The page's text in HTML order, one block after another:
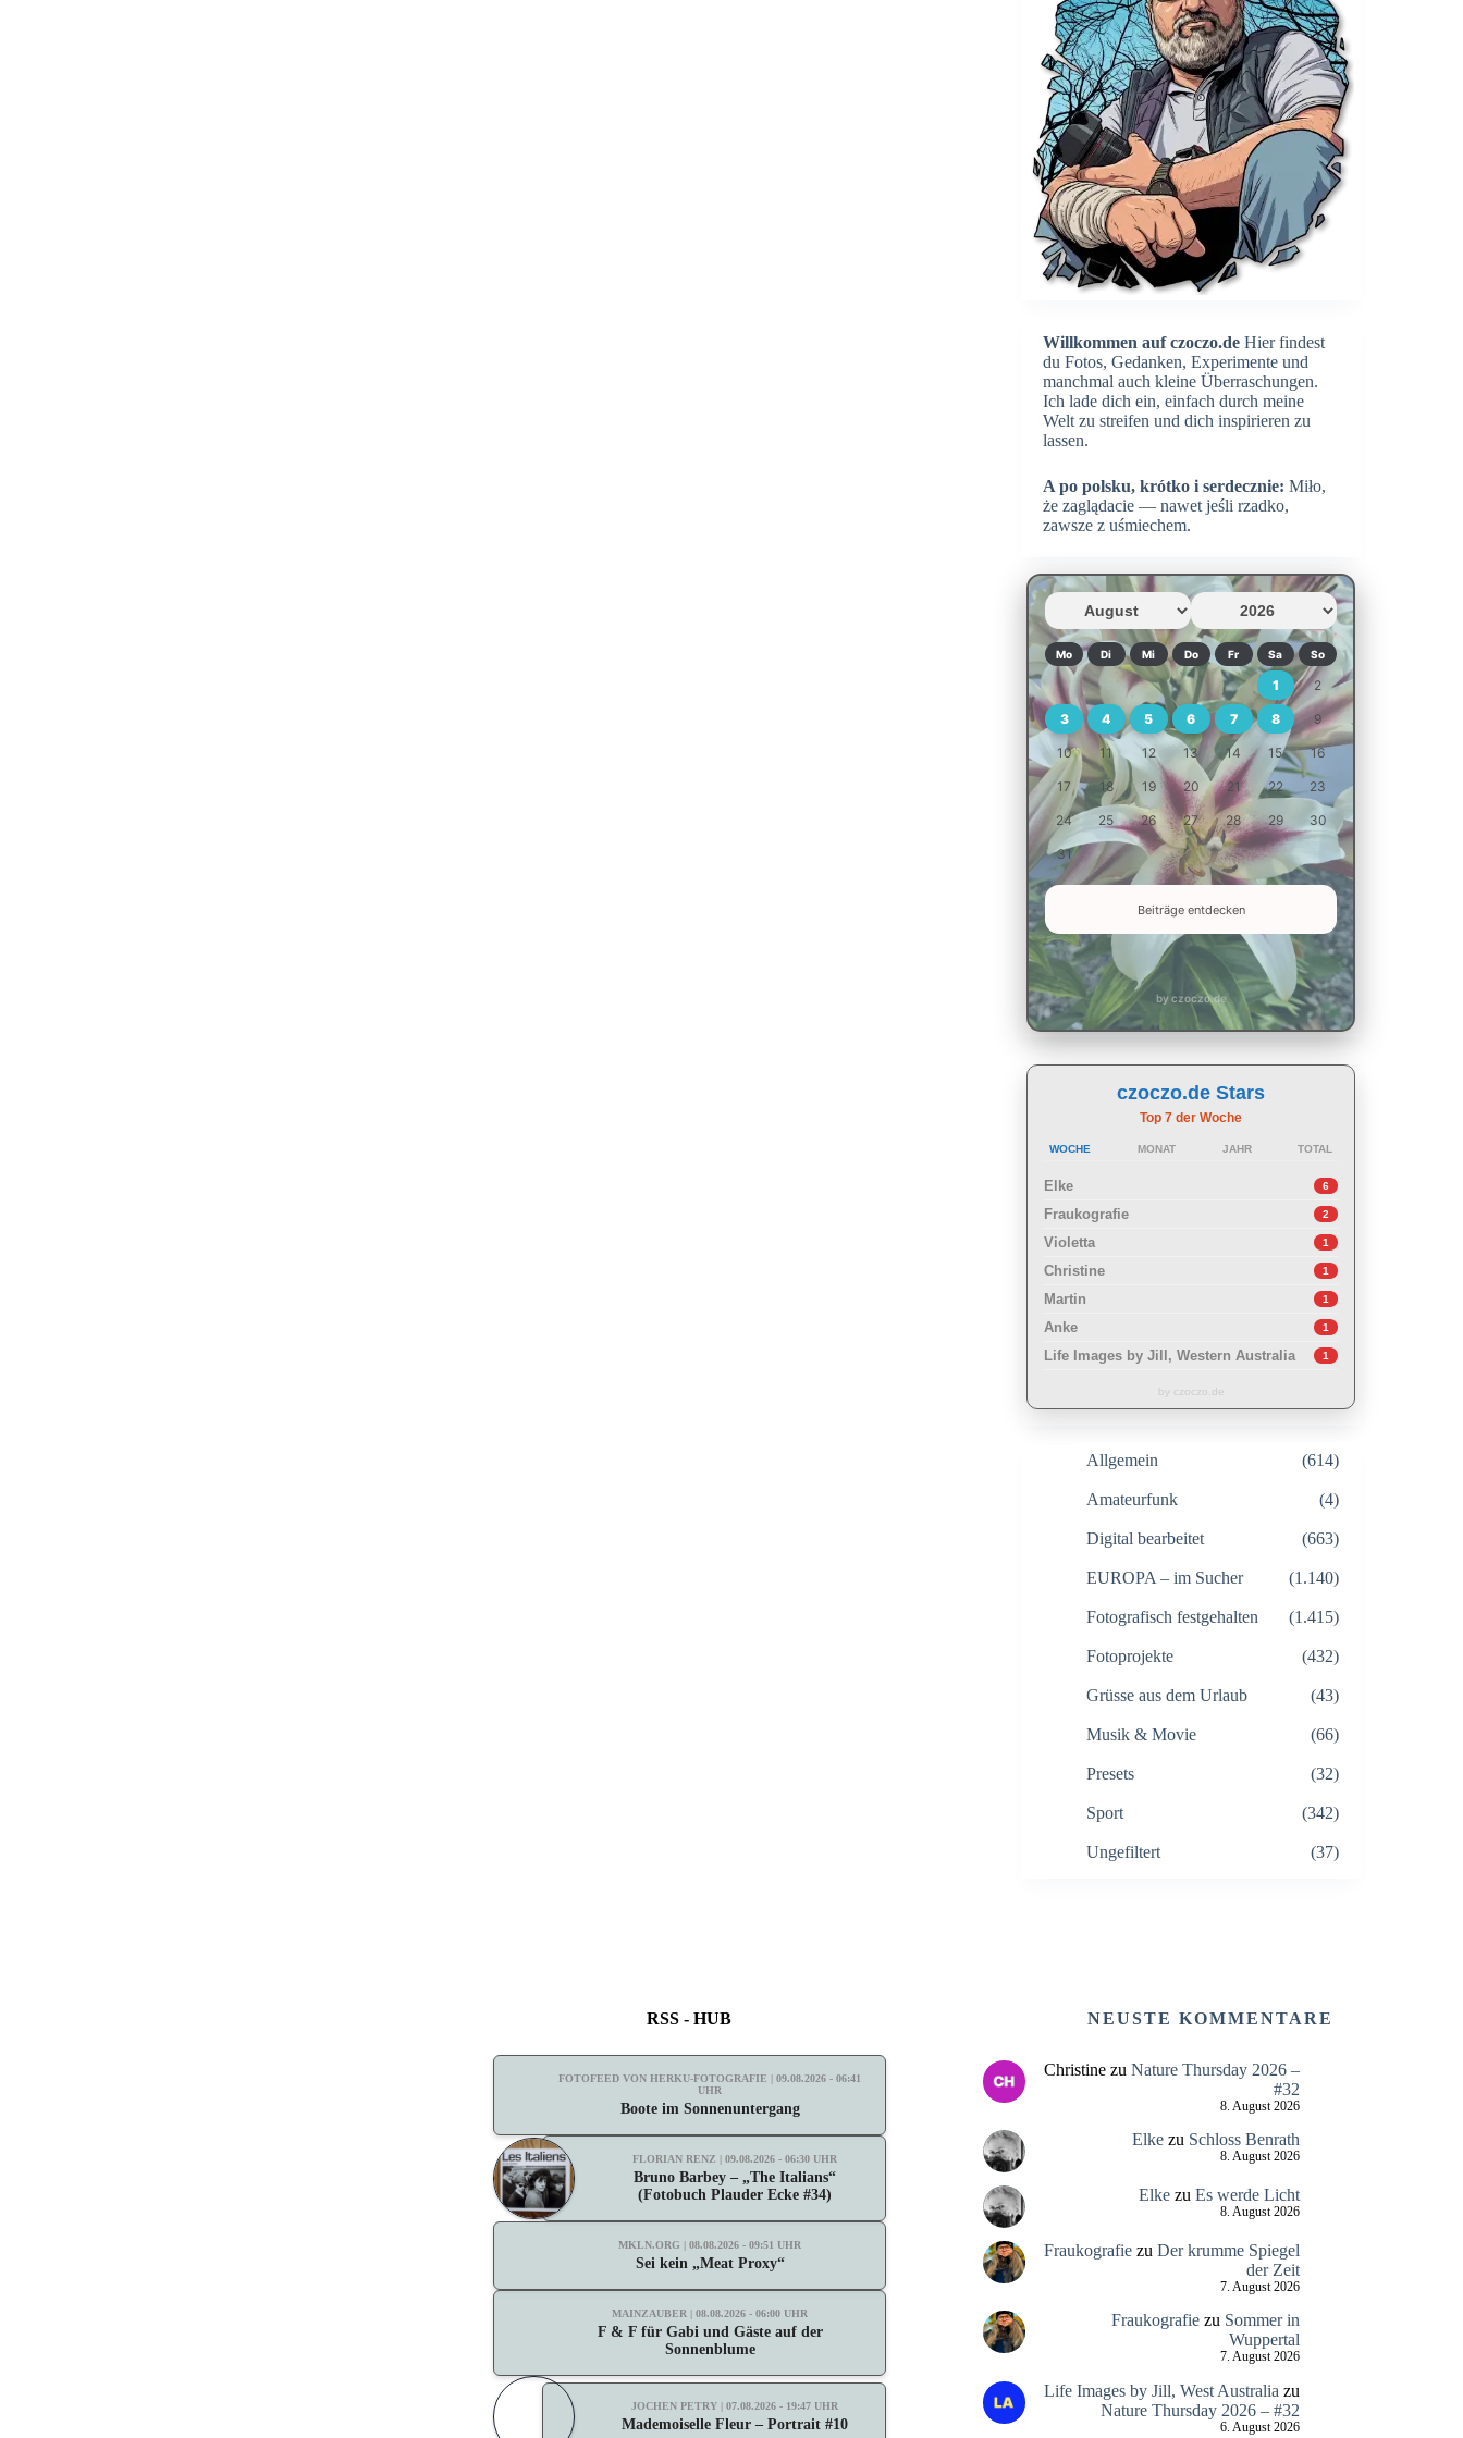
Willkommen auf czoczo.de Hier findest
du Fotos, Gedanken, Experimente und
manchmal auch kleine Überraschungen.
Ich lade dich ein, einfach durch meine
Welt zu streifen und dich inspirieren zu
lassen.
A po polsku, krótko i serdecznie: Miło,
że zaglądacie — nawet jeśli rzadko,
zawsze z uśmiechem.
Mo Di Mi Do Fr Sa So
1 2
3 4 5 6 7 8 9
10 11 12 13 14 15 16
17 18 19 20 21 22 23
24 25 26 27 28 29 30
31
Beiträge entdecken
by czoczo.de
czoczo.de Stars
Top 7 der Woche
WOCHE MONAT JAHR TOTAL
Elke 6
Fraukografie 2
Violetta 1
Christine 1
Martin 1
Anke 1
Life Images by Jill, Western Australia 1
by czoczo.de
Allgemein (614)
Amateurfunk (4)
Digital bearbeitet (663)
EUROPA – im Sucher (1.140)
Fotografisch festgehalten (1.415)
Fotoprojekte (432)
Grüsse aus dem Urlaub (43)
Musik & Movie (66)
Presets (32)
Sport (342)
Ungefiltert (37)
RSS - HUB
FOTOFEED VON HERKU-FOTOGRAFIE | 09.08.2026 - 06:41
UHR
Boote im Sonnenuntergang
FLORIAN RENZ | 09.08.2026 - 06:30 UHR
Bruno Barbey – „The Italians“
(Fotobuch Plauder Ecke #34)
MKLN.ORG | 08.08.2026 - 09:51 UHR
Sei kein „Meat Proxy“
MAINZAUBER | 08.08.2026 - 06:00 UHR
F & F für Gabi und Gäste auf der
Sonnenblume
JOCHEN PETRY | 07.08.2026 - 19:47 UHR
Mademoiselle Fleur – Portrait #10
NEUSTE KOMMENTARE
Christinezu Nature Thursday 2026 –
#32
8. August 2026
Elkezu Schloss Benrath
8. August 2026
Elkezu Es werde Licht
8. August 2026
Fraukografiezu Der krumme Spiegel
der Zeit
7. August 2026
Fraukografiezu Sommer in
Wuppertal
7. August 2026
Life Images by Jill, West Australia zu
Nature Thursday 2026 – #32
6. August 2026